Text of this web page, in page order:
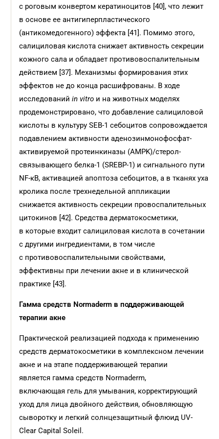
с роговым конвертом кератиноцитов [40], что лежит
в основе ее антигиперпластического
(антикомедогенного) эффекта [41]. Помимо этого,
салициловая кислота снижает активность секреции
кожного сала и обладает противовоспалительным
действием [37]. Механизмы формирования этих
эффектов не до конца расшифрованы. В ходе
исследованийin vitro и на животных моделях
продемонстрировано, что добавление салициловой
кислоты в культуру SEB-1 себоцитов сопровождается
подавлением активности аденозинмонофосфат-
активируемой протеинкиназы (AMPK)/стерол-
связывающего белка-1 (SREBP-1) и сигнального пути
NF-κB, активацией апоптоза себоцитов, а в тканях уха
кролика после трехнедельной аппликации
снижается активность секреции провоспалительных
цитокинов [42]. Средства дерматокосметики,
в которые входит салициловая кислота в сочетании
с другими ингредиентами, в том числе
с противовоспалительными свойствами,
эффективны при лечении акне и в клинической
практике [43].
Гамма средств Normaderm в поддерживающей
терапии акне
Практической реализацией подхода к применению
средств дерматокосметики в комплексном лечении
акне и на этапе поддерживающей терапии
является гамма средств Normaderm,
включающая гель для умывания, корректирующий
уход для лица двойного действия, обновляющую
сыворотку и легкий солнцезащитный флюид UV-
Clear Capital Soleil.